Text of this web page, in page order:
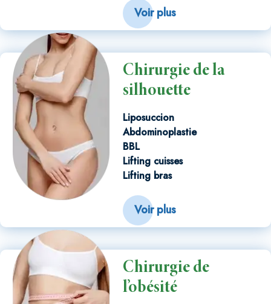
Voir plus
Chirurgie de la
silhouette
Liposuccion
Abdominoplastie
BBL
Lifting cuisses
Lifting bras
Voir plus
Chirurgie de
l’obésité